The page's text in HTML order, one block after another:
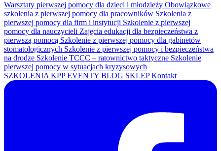
Warsztaty pierwszej pomocy dla dzieci i młodzieży Obowiązkowe
szkolenia z pierwszej pomocy dla pracowników Szkolenia z
pierwszej pomocy dla firm i instytucji Szkolenie z pierwszej
pomocy dla nauczycieli Zajęcia edukacji dla bezpieczeństwa z
pierwszą pomocą Szkolenie z pierwszej pomocy dla gabinetów
stomatologicznych Szkolenie z pierwszej pomocy i bezpieczeństwa
na drodze Szkolenie TCCC – ratownictwo taktyczne Szkolenie
pierwszej pomocy w sytuacjach kryzysowych
SZKOLENIA KPP EVENTY BLOG SKLEP Kontakt